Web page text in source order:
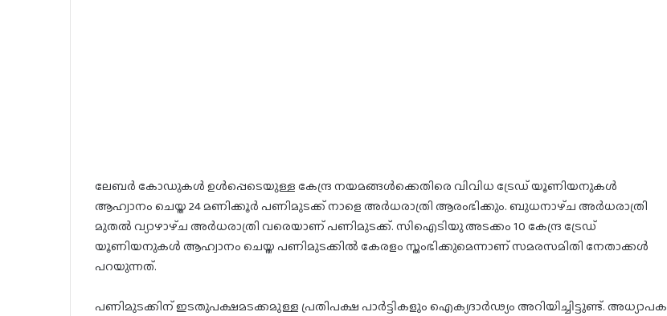
ലേബർ കോഡുകൾ ഉൾപ്പെടെയുള്ള കേന്ദ്ര നയമങ്ങൾക്കെതിരെ വിവിധ ട്രേഡ് യൂണിയനുകൾ
ആഹ്വാനം ചെയ്ത 24 മണിക്കൂർ പണിമുടക്ക് നാളെ അർധരാത്രി ആരംഭിക്കും. ബുധനാഴ്‌ച അർധരാത്രി
മുതൽ വ്യാഴാഴ്‌ച അർധരാത്രി വരെയാണ് പണിമുടക്ക്. സിഐടിയു അടക്കം 10 കേന്ദ്ര ട്രേഡ്‌
യൂണിയനുകൾ ആഹ്വാനം ചെയ്ത പണിമുടക്കിൽ കേരളം സ്തംഭിക്കുമെന്നാണ് സമരസമിതി നേതാക്കൾ
പറയുന്നത്.
പണിമുടക്കിന് ഇടതുപക്ഷമടക്കമുള്ള പ്രതിപക്ഷ പാർട്ടികളും ഐക്യദാർഢ്യം അറിയിച്ചിട്ടുണ്ട്. അധ്യാപക